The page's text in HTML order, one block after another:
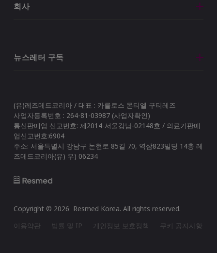
회사
뉴스레터 구독
(유)레즈메드코리아 / 대표 : 카를로스 몬티엘 구티레즈
사업자등록번호 : 264-81-03987 (사업자확인)
통신판매업 신고번호: 제2014-서울강남-02148호 / 의료기판매
업신고번호:6904
주소: 서울특별시 강남구 논현로 85길 70, 역삼823빌딩 14층 레
즈메드코리아(유) 우) 06234
Copyright © 2026 Resmed Korea. All rights reserved.
이용약관
법률 및 IP 개인정보 보호정책 쿠키 공지사항